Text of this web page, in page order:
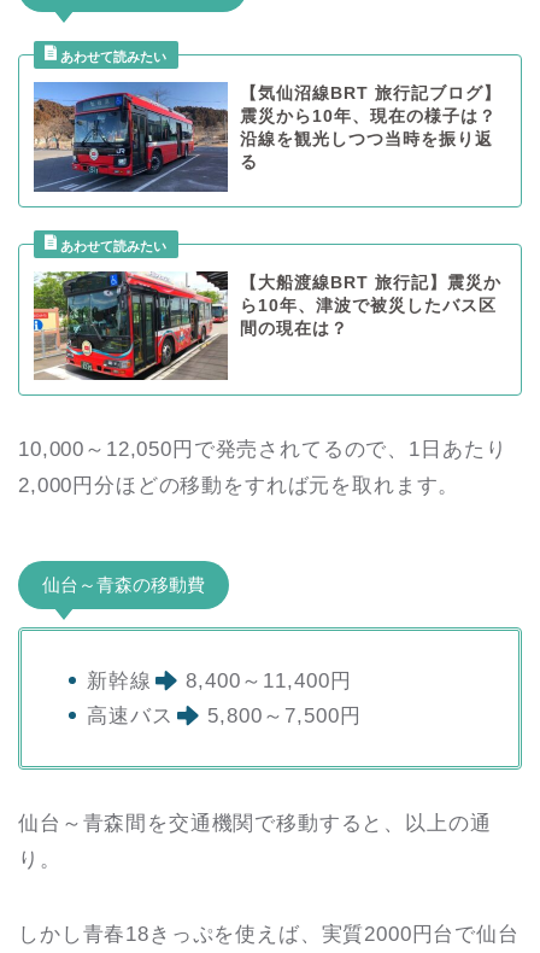
【気仙沼線BRT 旅行記ブログ】
震災から10年、現在の様子は？
沿線を観光しつつ当時を振り返
る
【大船渡線BRT 旅行記】震災か
ら10年、津波で被災したバス区
間の現在は？
10,000～12,050円で発売されてるので、1日あたり
2,000円分ほどの移動をすれば元を取れます。
仙台～青森の移動費
新幹線
8,400～11,400円
高速バス
5,800～7,500円
仙台～青森間を交通機関で移動すると、以上の通
り。
しかし青春18きっぷを使えば、実質2000円台で仙台